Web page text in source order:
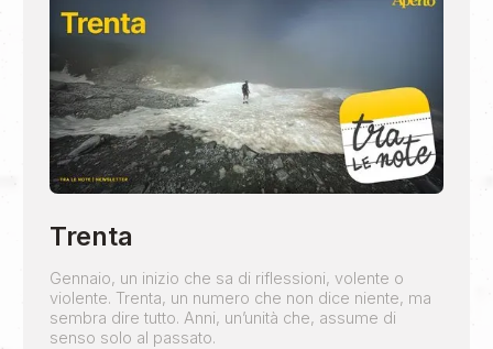
Trenta
Gennaio, un inizio che sa di riflessioni, volente o
violente. Trenta, un numero che non dice niente, ma
sembra dire tutto. Anni, un’unità che, assume di
senso solo al passato.